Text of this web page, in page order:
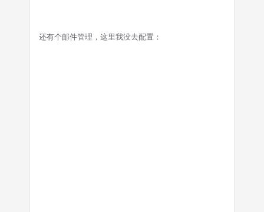
还有个邮件管理，这里我没去配置：